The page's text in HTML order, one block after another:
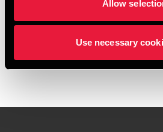
Allow
Use necessary
Tilmeld dig vores nyhedsbreve og
Please fill out the following form to